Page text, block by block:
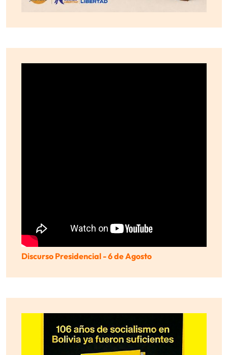
Discurso Presidencial - 6 de Agosto